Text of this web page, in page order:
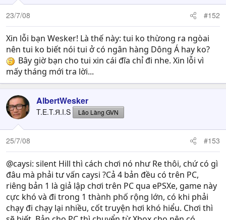
23/7/08 #152
Xin lỗi bạn Wesker! Là thế này: tui ko thừong ra ngòai
nên tui ko biết nói tui ở có ngân hàng Dông Á hay ko?
Bây giờ bạn cho tui xin cái đĩa chỉ đi nhe. Xin lỗi vì
mấy tháng mới tra lời...
AlbertWesker
T.E.T.Я.I.S Lão Làng GVN
25/7/08 #153
@caysi: silent Hill thì cách chơi nó như Re thôi, chứ có gì
đâu mà phải tư vấn caysi ?Cả 4 bản đều có trên PC,
riêng bản 1 là giả lập chơi trên PC qua ePSXe, game này
cực khó và đi trong 1 thành phố rộng lớn, có khi phải
chạy đi chạy lại nhiều, cốt truyện hơi khó hiểu. Chơi thì